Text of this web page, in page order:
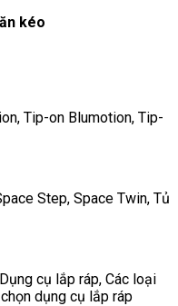
kéo
Tip-on Blumotion, Tip-
Step, Space Twin, Tủ
cụ lắp ráp, Các loại
dụng cụ lắp ráp